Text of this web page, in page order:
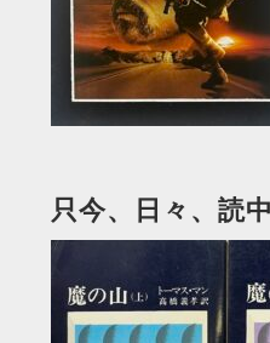
只今、日々、読